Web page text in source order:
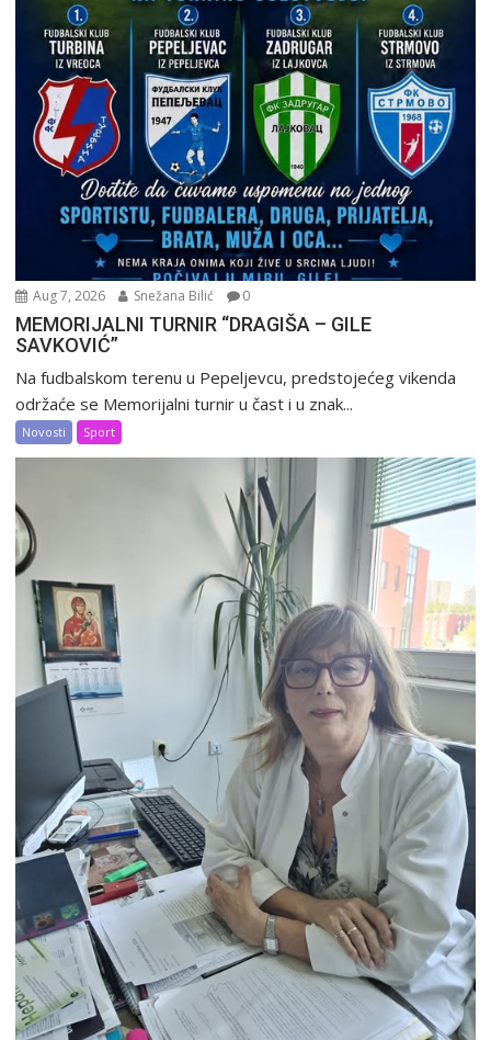
Aug 7, 2026 Snežana Bilić 0
MEMORIJALNI TURNIR “DRAGIŠA – GILE
SAVKOVIĆ”
Na fudbalskom terenu u Pepeljevcu, predstojećeg vikenda
održaće se Memorijalni turnir u čast i u znak...
Novosti Sport